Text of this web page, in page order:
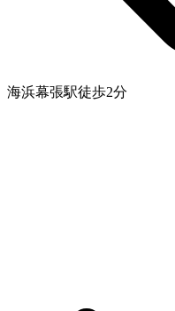
海浜幕張駅徒歩2分